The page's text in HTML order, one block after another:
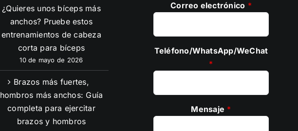
¿Quieres unos bíceps más
anchos? Pruebe estos
entrenamientos de cabeza
corta para bíceps
10 de mayo de 2026
Brazos más fuertes,
hombros más anchos: Guía
completa para ejercitar
brazos y hombros
Correo electrónico *
Teléfono/WhatsApp/WeChat
*
Mensaje *